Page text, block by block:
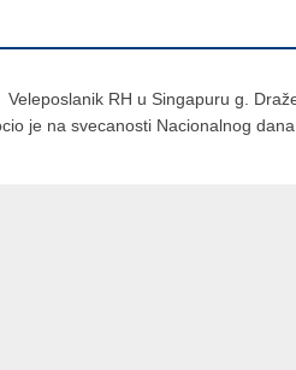
Veleposlanik RH u Singapuru g.
je na svecanosti Nacionalnog